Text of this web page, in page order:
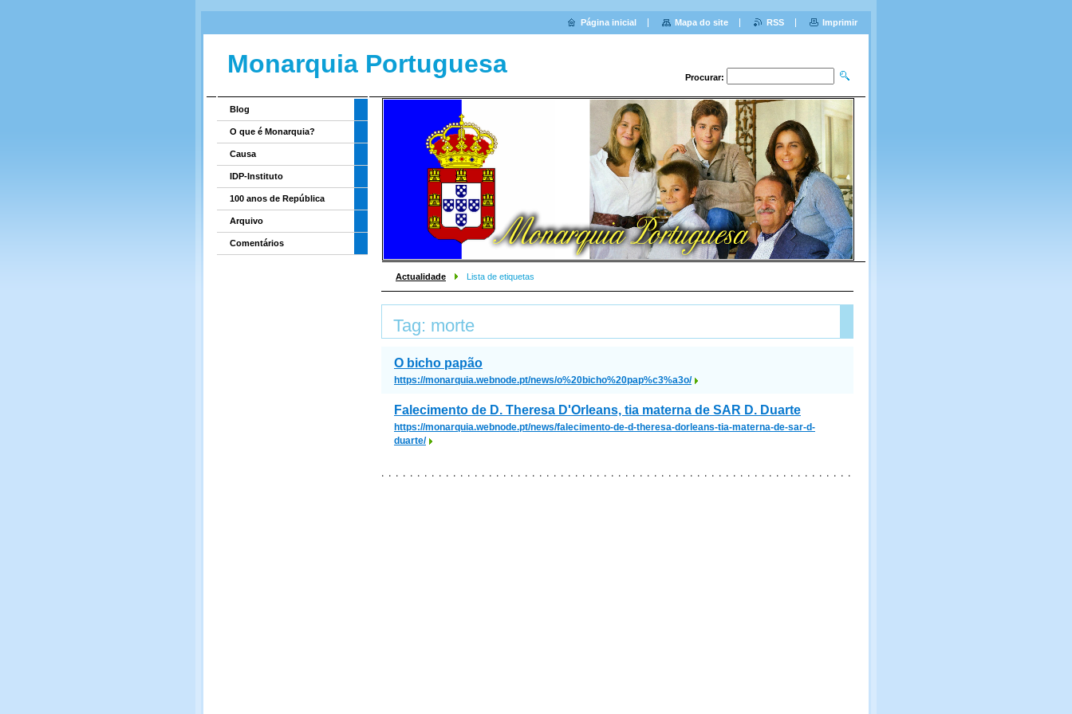
Monarquia Portuguesa Procurar:
Actualidade Lista de etiquetas
Tag: morte
O bicho papão
https://monarquia.webnode.pt/news/o%20bicho%20pap%c3%a3o/
Falecimento de D. Theresa D'Orleans, tia materna de SAR D. Duarte
https://monarquia.webnode.pt/news/falecimento-de-d-theresa-dorleans-tia-materna-de-sar-d-
duarte/
Blog
O que é Monarquia?
Causa
IDP-Instituto
100 anos de República
Arquivo
Comentários
Página inicial Mapa do site RSS Imprimir